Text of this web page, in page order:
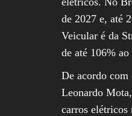
de 2027 e, até
Veicular é da
de até 106%
De acordo com
Leonardo
carros elétricos